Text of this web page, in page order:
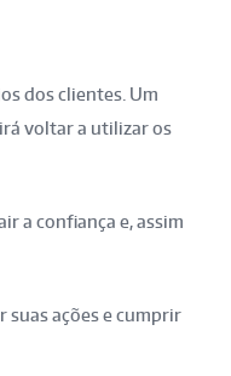
dos clientes. Um
voltar a utilizar os
a confiança e, assim
ações e cumprir